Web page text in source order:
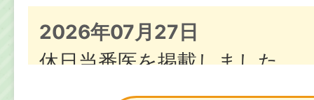
2026年07月27日
休日当番医を掲載しました